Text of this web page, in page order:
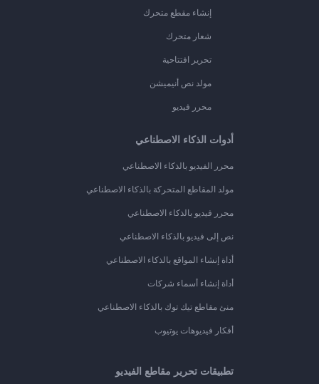
إنشاء مقطع متحرك
شعار متحرك
تحرير افتتاحية
مولد نص أنيميشن
محرر فيديو
أدوات الذكاء الاصطناعي
محرر الفيديو بالذكاء الاصطناعي
مولد المقاطع المتحركة بالذكاء الاصطناعي
محرر فيديو بالذكاء الاصطناعي
نص إلى فيديو بالذكاء الاصطناعي
أداة إنشاء المواقع بالذكاء الاصطناعي
أداة إنشاء أسماء شركات
منئ مقاطع تيك توك بالذكاء الاصطناعي
أفكار فيديوهات يوتيوب
تطبيقات تحرير مقاطع الفيديو